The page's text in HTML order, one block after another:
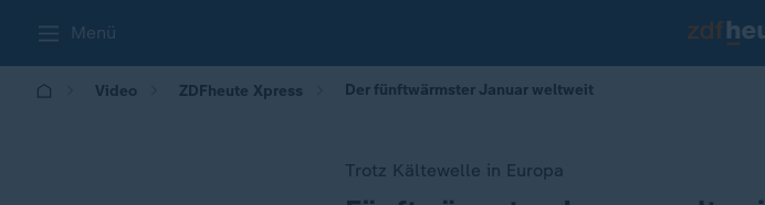
Menü
Video ZDFheute Xpress Der fünftwärmster Januar weltweit
Trotz Kältewelle in Europa